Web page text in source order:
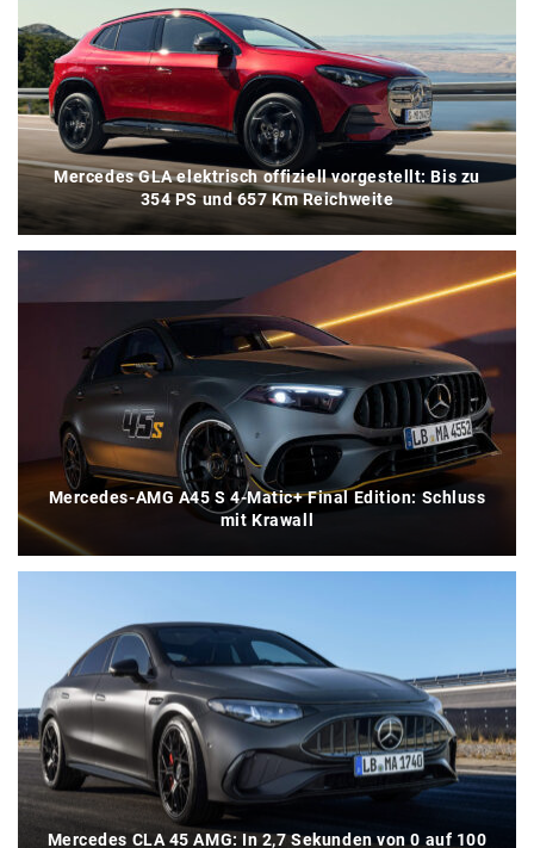
Mercedes GLA elektrisch offiziell vorgestellt: Bis zu
354 PS und 657 Km Reichweite
Mercedes-AMG A45 S 4-Matic+ Final Edition: Schluss
mit Krawall
Mercedes CLA 45 AMG: In 2,7 Sekunden von 0 auf 100